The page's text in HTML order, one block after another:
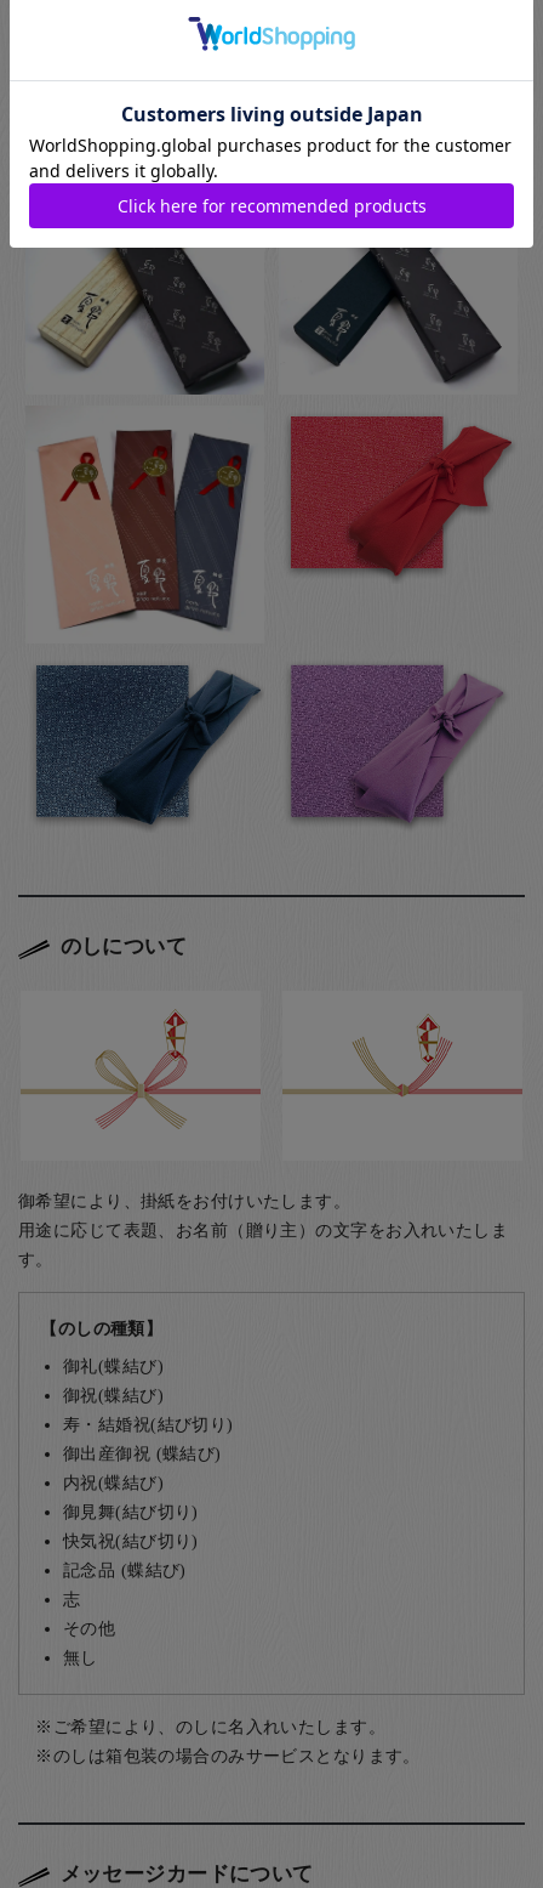
お箸用のギフトボックスをご注文いただいた方は、￥440-(税別)
のしについて
御希望により、掛紙をお付けいたします。
用途に応じて表題、お名前（贈り主）の文字をお入れいたしま
す。
【のしの種類】
御礼(蝶結び)
御祝(蝶結び)
寿・結婚祝(結び切り)
御出産御祝 (蝶結び)
内祝(蝶結び)
御見舞(結び切り)
快気祝(結び切り)
記念品 (蝶結び)
志
その他
無し
ご希望により、のしに名入れいたします。
のしは箱包装の場合のみサービスとなります。
メッセージカードについて